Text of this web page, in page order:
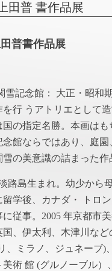
田普 書作品展
普書作品展
雪記念館： 大正・昭和
を行 うアトリエとして
の指定名勝。 本画はも
念館ならではあり、庭
の美意識の詰まった
淡路島生まれ。幼少か
留学後、カナダ・ トロ
従事。2005 年京都市
、伊太利、木津川な
、ミラノ、ジュネーブ
術 館 (グルノーブル